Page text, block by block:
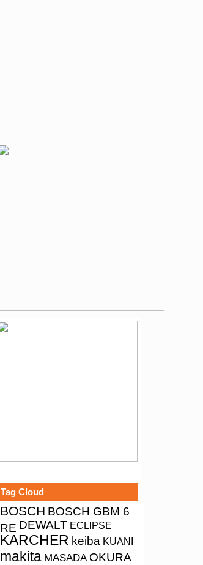
Tag Cloud
BOSCH BOSCH GBM 6
RE DEWALT ECLIPSE
KARCHER keiba KUANI
makita MASADA OKURA